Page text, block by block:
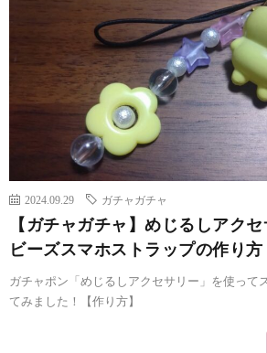
2024.09.29 ガチャガチャ
【ガチャガチャ】めじるしアク
ビーズスマホストラップの作り方
ガチャポン「めじるしアクセサリー」を使って
てみました！【作り方】